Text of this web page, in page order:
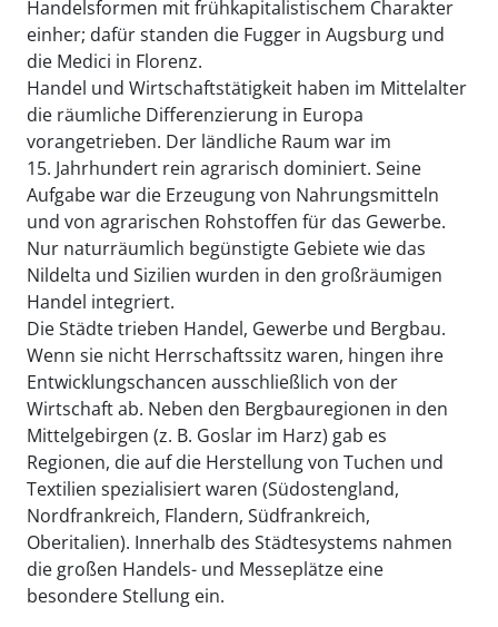
Handelsformen mit frühkapitalistischem Charakter
einher; dafür standen die Fugger in Augsburg und
die Medici in Florenz.
Handel und Wirtschaftstätigkeit haben im Mittelalter
die räumliche Differenzierung in Europa
vorangetrieben. Der ländliche Raum war im
15. Jahrhundert rein agrarisch dominiert. Seine
Aufgabe war die Erzeugung von Nahrungsmitteln
und von agrarischen Rohstoffen für das Gewerbe.
Nur naturräumlich begünstigte Gebiete wie das
Nildelta und Sizilien wurden in den großräumigen
Handel integriert.
Die Städte trieben Handel, Gewerbe und Bergbau.
Wenn sie nicht Herrschaftssitz waren, hingen ihre
Entwicklungschancen ausschließlich von der
Wirtschaft ab. Neben den Bergbauregionen in den
Mittelgebirgen (z. B. Goslar im Harz) gab es
Regionen, die auf die Herstellung von Tuchen und
Textilien spezialisiert waren (Südostengland,
Nordfrankreich, Flandern, Südfrankreich,
Oberitalien). Innerhalb des Städtesystems nahmen
die großen Handels- und Messeplätze eine
besondere Stellung ein.